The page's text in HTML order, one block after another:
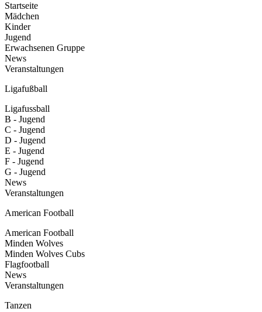
Startseite
Mädchen
Kinder
Jugend
Erwachsenen Gruppe
News
Veranstaltungen
Ligafußball
Ligafussball
B - Jugend
C - Jugend
D - Jugend
E - Jugend
F - Jugend
G - Jugend
News
Veranstaltungen
American Football
American Football
Minden Wolves
Minden Wolves Cubs
Flagfootball
News
Veranstaltungen
Tanzen